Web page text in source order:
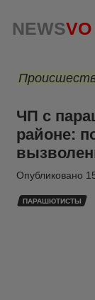
NEWSVO
ЧП с
районе:
Опубликовано
ПАРАШЮТИСТЫ